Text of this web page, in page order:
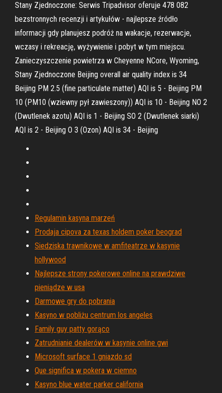
Stany Zjednoczone: Serwis Tripadvisor oferuje 478 082
bezstronnych recenzji i artykułów - najlepsze źródło
informacji gdy planujesz podróż na wakacje, rezerwacje,
wczasy i rekreację, wyżywienie i pobyt w tym miejscu.
Zanieczyszczenie powietrza w Cheyenne NCore, Wyoming,
Stany Zjednoczone Beijing overall air quality index is 34
Beijing PM 2.5 (fine particulate matter) AQI is 5 - Beijing PM
10 (PM10 (wziewny pył zawieszony)) AQI is 10 - Beijing NO 2
(Dwutlenek azotu) AQI is 1 - Beijing SO 2 (Dwutlenek siarki)
AQI is 2 - Beijing O 3 (Ozon) AQI is 34 - Beijing
Regulamin kasyna marzeń
Prodaja cipova za texas holdem poker beograd
Siedziska trawnikowe w amfiteatrze w kasynie
hollywood
Najlepsze strony pokerowe online na prawdziwe
pieniądze w usa
Darmowe gry do pobrania
Kasyno w pobliżu centrum los angeles
Family guy patty gorąco
Zatrudnianie dealerów w kasynie online gwi
Microsoft surface 1 gniazdo sd
Que significa w pokera w ciemno
Kasyno blue water parker california